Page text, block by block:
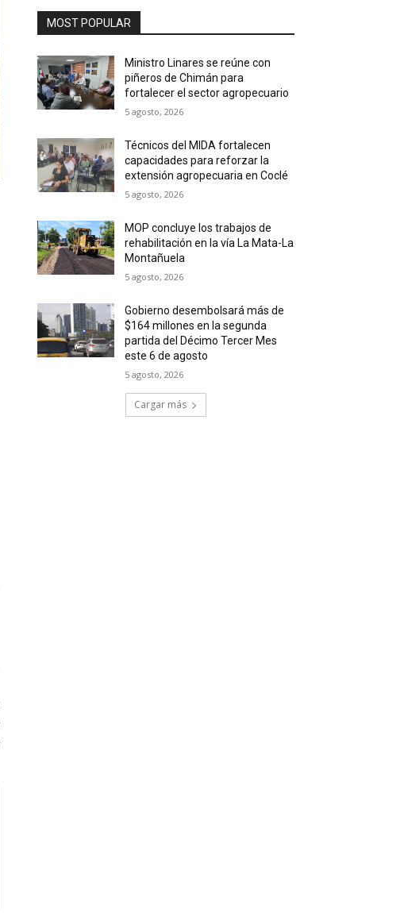
MOST POPULAR
Ministro Linares se reúne con
piñeros de Chimán para
fortalecer el sector agropecuario
5 agosto, 2026
Técnicos del MIDA fortalecen
capacidades para reforzar la
extensión agropecuaria en Coclé
5 agosto, 2026
MOP concluye los trabajos de
rehabilitación en la vía La Mata-La
Montañuela
5 agosto, 2026
Gobierno desembolsará más de
$164 millones en la segunda
partida del Décimo Tercer Mes
este 6 de agosto
5 agosto, 2026
Cargar más